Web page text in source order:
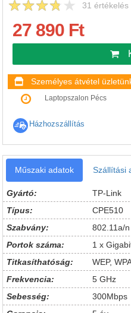
31 értékelés
27 890 Ft
Személyes átvétel
Laptopszalon Pécs
Házhozszállítás
Műszaki adatok Szállítási
Gyártó:
TP-Link
Típus:
CPE510
Szabvány:
802.11a/n
Portok száma:
1 x
Titkasíthatóság:
WEP,
Frekvencia:
5 GHz
Sebesség:
300Mbps